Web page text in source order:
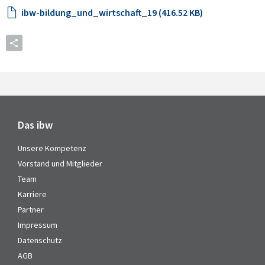
ibw-bildung_und_wirtschaft_19 (416.52 KB)
Das ibw
Unsere Kompetenz
Vorstand und Mitglieder
Team
Karriere
Partner
Impressum
Datenschutz
AGB